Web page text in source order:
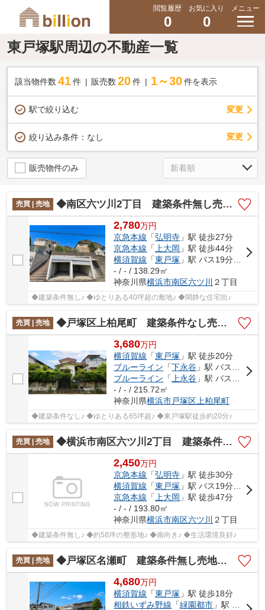
閲覧履歴
0
お気に入り
0
メニュー
東戸塚駅周辺の不動産一覧
該当物件数 41件 販売数 20 件 1～30 件を表示
駅で絞り込む 変更
絞り込み条件： なし 変更
販売物件のみ
売買 | 売地 ◆南区六ツ川2丁目 建築条件無し売地◆
2,780万円
京急本線 「弘明寺 」駅 徒歩27分
京急本線 「上大岡 」駅 徒歩44分
横須賀線 「東戸塚 」駅 バス19分 「引越坂」 停歩5分
- / - / 138.29㎡
神奈川県横浜市南区六ツ川 ２丁目
◆建築条件無し♪ ◆ゆとりある40坪超の敷地♪ ◆閑静な住宅街♪
売買 | 売地 ◆戸塚区上柏尾町 建築条件なし売地◆
3,680万円
横須賀線 「東戸塚 」駅 徒歩20分
ブルーライン 「下永谷 」駅 バス6分 「品濃口」 停歩6分
ブルーライン 「 上永谷 」駅 バス13分 「品濃口」 停歩6分
- / - / 215.72㎡
神奈川県横浜市戸塚区 上柏尾町
◆建築条件なし♪ ◆ゆとりある65坪超♪ ◆東戸塚駅徒歩約20分♪
売買 | 売地 ◆横浜市南区六ツ川2丁目 建築条件無し売地◆
2,450万円
京急本線 「弘明寺 」駅 徒歩30分
横須賀線 「東戸塚 」駅 バス19分 「引越坂」 停歩4分
京急本線 「 上大岡 」駅 徒歩47分
- / - / 193.80㎡
神奈川県横浜市南区六ツ川 ２丁目
◆建築条件無し♪ ◆約58坪の整形地♪ ◆南向き♪ ◆生活環境良好♪
売買 | 売地 ◆戸塚区名瀬町 建築条件無し売地 A区画◆
4,680万円
横須賀線 「東戸塚 」駅 徒歩18分
相鉄いずみ野線 「緑園都市 」駅 徒歩34分